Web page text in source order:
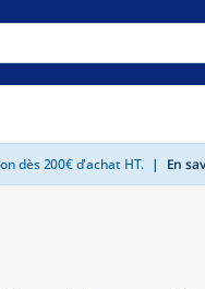
dès 200€ d'achat HT. | En